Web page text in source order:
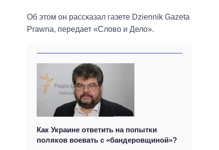
Об этом он рассказал газете Dziennik Gazeta
Prawna, передает «Слово и Дело».
Как Украине ответить на попытки
поляков воевать с «бандеровщиной»?